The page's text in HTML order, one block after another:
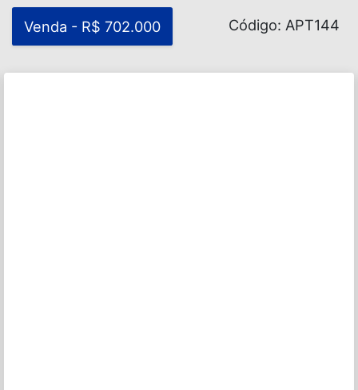
Código: APT144
Venda - R$ 702.000